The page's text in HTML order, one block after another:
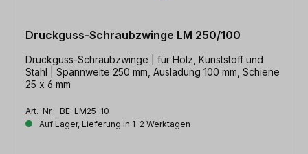
Druckguss-Schraubzwinge LM 250/100
Druckguss-Schraubzwinge | für Holz, Kunststoff und
Stahl | Spannweite 250 mm, Ausladung 100 mm, Schiene
25 x 6 mm
Art.-Nr.: BE-LM25-10
Auf Lager, Lieferung in 1-2 Werktagen